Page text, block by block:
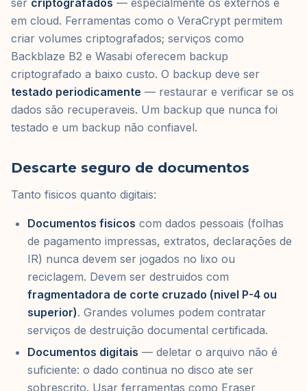
ser criptografados — especialmente os externos e
em cloud. Ferramentas como o VeraCrypt permitem
criar volumes criptografados; serviços como
Backblaze B2 e Wasabi oferecem backup
criptografado a baixo custo. O backup deve ser
testado periodicamente — restaurar e verificar se os
dados são recuperaveis. Um backup que nunca foi
testado e um backup não confiavel.
Descarte seguro de documentos
Tanto fisicos quanto digitais:
Documentos fisicos com dados pessoais (folhas
de pagamento impressas, extratos, declarações de
IR) nunca devem ser jogados no lixo ou
reciclagem. Devem ser destruidos com
fragmentadora de corte cruzado (nivel P-4 ou
superior). Grandes volumes podem contratar
serviços de destruição documental certificada.
Documentos digitais — deletar o arquivo não é
suficiente: o dado continua no disco ate ser
sobrescrito. Usar ferramentas como Eraser